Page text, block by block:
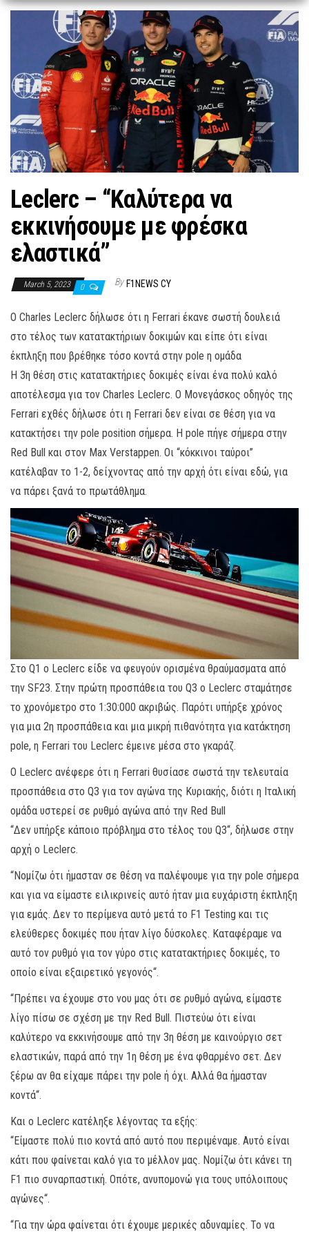
Leclerc – “Καλύτερα να
εκκινήσουμε με φρέσκα
ελαστικά”
March 5, 2023 0 By F1NEWS CY
Ο Charles Leclerc δήλωσε ότι η Ferrari έκανε σωστή δουλειά
στο τέλος των κατατακτήριων δοκιμών και είπε ότι είναι
έκπληξη που βρέθηκε τόσο κοντά στην pole η ομάδα
Η 3η θέση στις κατατακτήριες δοκιμές είναι ένα πολύ καλό
αποτέλεσμα για τον Charles Leclerc. Ο Μονεγάσκος οδηγός της
Ferrari εχθές δήλωσε ότι η Ferrari δεν είναι σε θέση για να
κατακτήσει την pole position σήμερα. Η pole πήγε σήμερα στην
Red Bull και στον Max Verstappen. Οι “κόκκινοι ταύροι”
κατέλαβαν το 1-2, δείχνοντας από την αρχή ότι είναι εδώ, για
να πάρει ξανά το πρωτάθλημα.
Στο Q1 ο Leclerc είδε να φευγούν ορισμένα θραύμασματα από
την SF23. Στην πρώτη προσπάθεια του Q3 ο Leclerc σταμάτησε
το χρονόμετρο στο 1:30:000 ακριβώς. Παρότι υπήρξε χρόνος
για μια 2η προσπάθεια και μια μικρή πιθανότητα για κατάκτηση
pole, η Ferrari του Leclerc έμεινε μέσα στο γκαράζ.
Ο Leclerc ανέφερε ότι η Ferrari θυσίασε σωστά την τελευταία
προσπάθεια στο Q3 για τον αγώνα της Κυριακής, διότι η Ιταλική
ομάδα υστερεί σε ρυθμό αγώνα από την Red Bull
“Δεν υπήρξε κάποιο πρόβλημα στο τέλος του Q3“, δήλωσε στην
αρχή ο Leclerc.
“Νομίζω ότι ήμασταν σε θέση να παλέψουμε για την pole σήμερα
και για να είμαστε ειλικρινείς αυτό ήταν μια ευχάριστη έκπληξη
για εμάς. Δεν το περίμενα αυτό μετά το F1 Testing και τις
ελεύθερες δοκιμές που ήταν λίγο δύσκολες. Καταφέραμε να
αυτό τον ρυθμό για τον γύρο στις κατατακτήριες δοκιμές, το
οποίο είναι εξαιρετικό γεγονός“.
“Πρέπει να έχουμε στο νου μας ότι σε ρυθμό αγώνα, είμαστε
λίγο πίσω σε σχέση με την Red Bull. Πιστεύω ότι είναι
καλύτερο να εκκινήσουμε από την 3η θέση με καινούργιο σετ
ελαστικών, παρά από την 1η θέση με ένα φθαρμένο σετ. Δεν
ξέρω αν θα είχαμε πάρει την pole ή όχι. Αλλά θα ήμασταν
κοντά“.
Και ο Leclerc κατέληξε λέγοντας τα εξής:
“Είμαστε πολύ πιο κοντά από αυτό που περιμέναμε. Αυτό είναι
κάτι που φαίνεται καλό για το μέλλον μας. Νομίζω ότι κάνει τη
F1 πιο συναρπαστική. Οπότε, ανυπομονώ για τους υπόλοιπους
αγώνες“.
“Για την ώρα φαίνεται ότι έχουμε μερικές αδυναμίες. Το να